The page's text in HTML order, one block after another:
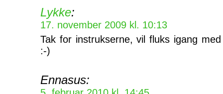
Lykke:
17. november 2009 kl. 10:13
Tak for instrukserne, vil fluks igang
:-)
Ennasus: